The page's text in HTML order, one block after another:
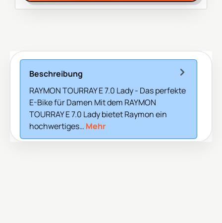
Beschreibung
RAYMON TOURRAY E 7.0 Lady - Das perfekte
E-Bike für Damen Mit dem RAYMON
TOURRAY E 7.0 Lady bietet Raymon ein
hochwertiges… Mehr